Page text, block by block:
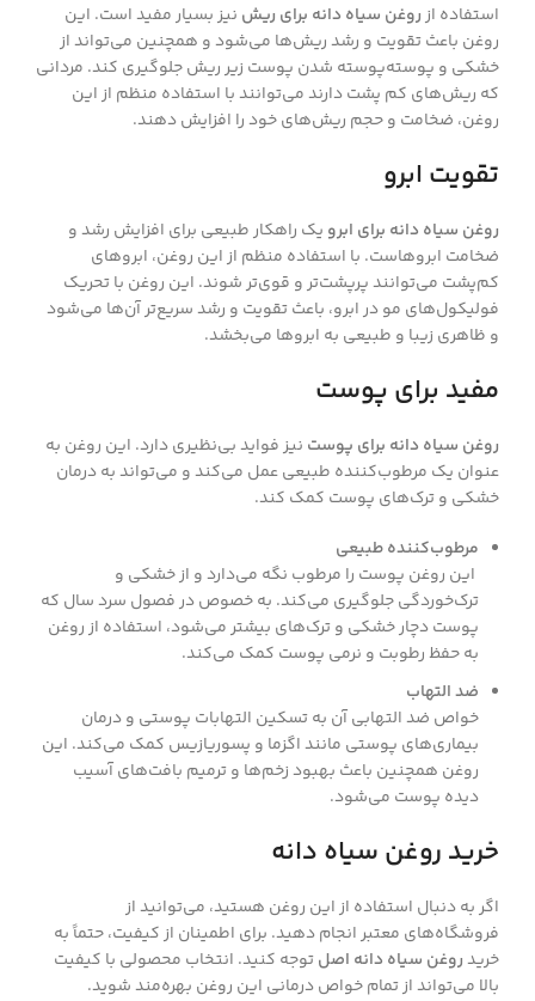
استفاده ازروغن سیاه دانه برای ریش نیز بسیار مفید است. این
روغن باعث تقویت و رشد ریش‌ها می‌شود و همچنین می‌تواند از
خشکی و پوسته‌پوسته شدن پوست زیر ریش جلوگیری کند. مردانی
که ریش‌های کم پشت دارند می‌توانند با استفاده منظم از این
روغن، ضخامت و حجم ریش‌های خود را افزایش دهند.
تقویت ابرو
روغن سیاه دانه برای ابرو یک راهکار طبیعی برای افزایش رشد و
ضخامت ابروهاست. با استفاده منظم از این روغن، ابروهای
کم‌پشت می‌توانند پرپشت‌تر و قوی‌تر شوند. این روغن با تحریک
فولیکول‌های مو در ابرو، باعث تقویت و رشد سریع‌تر آن‌ها می‌شود
و ظاهری زیبا و طبیعی به ابروها می‌بخشد.
مفید برای پوست
روغن سیاه دانه برای پوست نیز فواید بی‌نظیری دارد. این روغن به
عنوان یک مرطوب‌کننده طبیعی عمل می‌کند و می‌تواند به درمان
خشکی و ترک‌های پوست کمک کند.
مرطوب‌کننده طبیعی
این روغن پوست را مرطوب نگه می‌دارد و از خشکی و
ترک‌خوردگی جلوگیری می‌کند. به خصوص در فصول سرد سال که
پوست دچار خشکی و ترک‌های بیشتر می‌شود، استفاده از روغن
به حفظ رطوبت و نرمی پوست کمک می‌کند.
ضد التهاب
خواص ضد التهابی آن به تسکین التهابات پوستی و درمان
بیماری‌های پوستی مانند اگزما و پسوریازیس کمک می‌کند. این
روغن همچنین باعث بهبود زخم‌ها و ترمیم بافت‌های آسیب
دیده پوست می‌شود.
خرید روغن سیاه دانه
اگر به دنبال استفاده از این روغن هستید، می‌توانید از
فروشگاه‌های معتبر انجام دهید. برای اطمینان از کیفیت، حتماً به
خریدروغن سیاه دانه اصلتوجه کنید. انتخاب محصولی با کیفیت
بالا می‌تواند از تمام خواص درمانی این روغن بهره‌مند شوید.